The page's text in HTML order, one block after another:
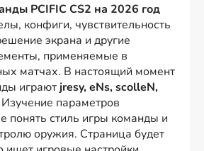
PCIFIC CS2 на 2026 год
конфиги, чувствительность
экрана и другие
применяемые в
матчах. В настоящий момент
играют jresy, eNs, scolleN,
Изучение параметров
понять стиль игры команды и
оружия. Страница будет